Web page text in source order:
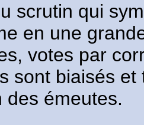
scrutin qui
en une
votes par
sont biaisés
des émeutes.